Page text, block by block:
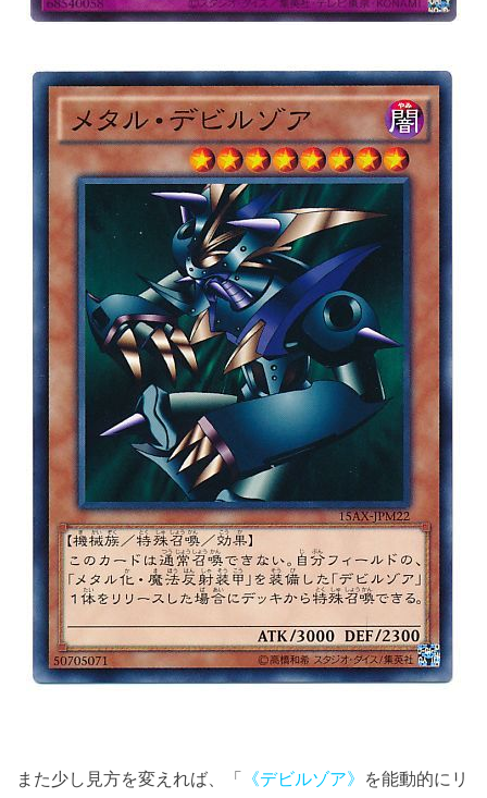
また少し見方を変えれば、「 《デビルゾア》 を能動的にリ